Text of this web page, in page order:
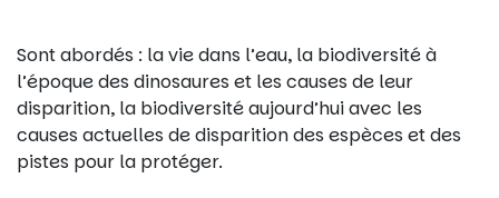
Sont abordés : la vie dans l’eau, la biodiversité à
l’époque des dinosaures et les causes de leur
disparition, la biodiversité aujourd’hui avec les
causes actuelles de disparition des espèces et des
pistes pour la protéger.